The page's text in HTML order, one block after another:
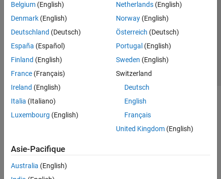
Belgium (English)
Denmark (English)
Deutschland (Deutsch)
España (Español)
Finland (English)
France (Français)
Ireland (English)
Italia (Italiano)
Luxembourg (English)
Netherlands(English)
Norway(English)
Österreich (Deutsch)
Portugal (English)
Sweden (English)
Switzerland
Deutsch
English
Français
United Kingdom(English)
Asie-Pacifique
Australia (English)
Lutte anti-piratage
Contacts locaux
© 1994-2026 The MathWorks, Inc.